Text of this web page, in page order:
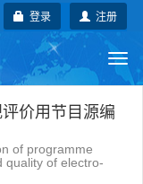
注册
登录
地方标准
国际标准
价用节目源编
of programme
quality of electro-